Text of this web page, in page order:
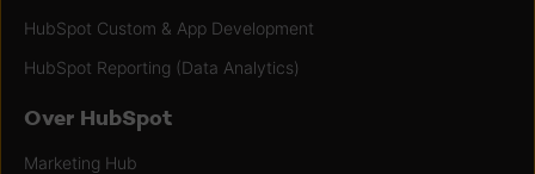
HubSpot Custom & App Development
HubSpot Reporting (Data Analytics)
Over HubSpot
Marketing Hub